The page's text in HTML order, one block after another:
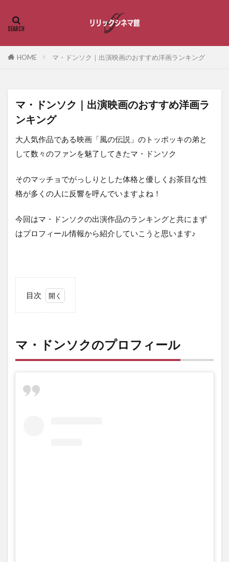
HOME マ・ドンソク｜出演映画のおすすめ洋画ランキング
マ・ドンソク｜出演映画のおすすめ洋画ラ
ンキング
大人気作品である映画「風の伝説」のトッポッキの弟と
して数々のファンを魅了してきたマ・ドンソク
そのマッチョでがっしりとした体格と優しくお茶目な性
格が多くの人に反響を呼んでいますよね！
今回はマ・ドンソクの出演作品のランキングと共にまず
はプロフィール情報から紹介していこうと思います♪
目次
のプ
ロフ
2
マ・ドンソクのプロフィール